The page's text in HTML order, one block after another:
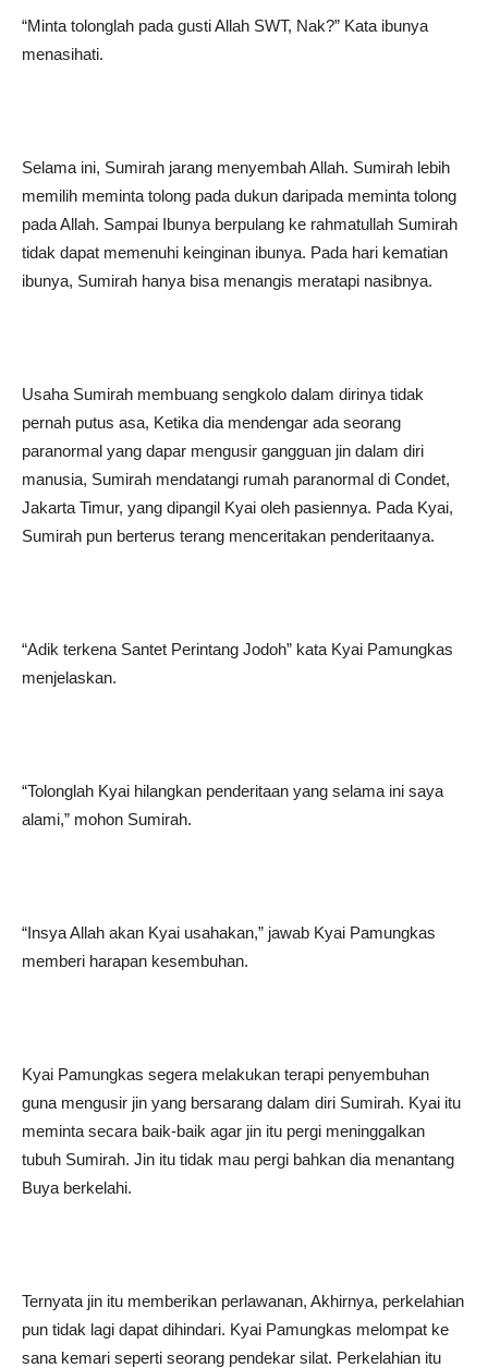
“Minta tolonglah pada gusti Allah SWT, Nak?” Kata ibunya
menasihati.
Selama ini, Sumirah jarang menyembah Allah. Sumirah lebih
memilih meminta tolong pada dukun daripada meminta tolong
pada Allah. Sampai Ibunya berpulang ke rahmatullah Sumirah
tidak dapat memenuhi keinginan ibunya. Pada hari kematian
ibunya, Sumirah hanya bisa menangis meratapi nasibnya.
Usaha Sumirah membuang sengkolo dalam dirinya tidak
pernah putus asa, Ketika dia mendengar ada seorang
paranormal yang dapar mengusir gangguan jin dalam diri
manusia, Sumirah mendatangi rumah paranormal di Condet,
Jakarta Timur, yang dipangil Kyai oleh pasiennya. Pada Kyai,
Sumirah pun berterus terang menceritakan penderitaanya.
“Adik terkena Santet Perintang Jodoh” kata Kyai Pamungkas
menjelaskan.
“Tolonglah Kyai hilangkan penderitaan yang selama ini saya
alami,” mohon Sumirah.
“Insya Allah akan Kyai usahakan,” jawab Kyai Pamungkas
memberi harapan kesembuhan.
Kyai Pamungkas segera melakukan terapi penyembuhan
guna mengusir jin yang bersarang dalam diri Sumirah. Kyai itu
meminta secara baik-baik agar jin itu pergi meninggalkan
tubuh Sumirah. Jin itu tidak mau pergi bahkan dia menantang
Buya berkelahi.
Ternyata jin itu memberikan perlawanan, Akhirnya, perkelahian
pun tidak lagi dapat dihindari. Kyai Pamungkas melompat ke
sana kemari seperti seorang pendekar silat. Perkelahian itu